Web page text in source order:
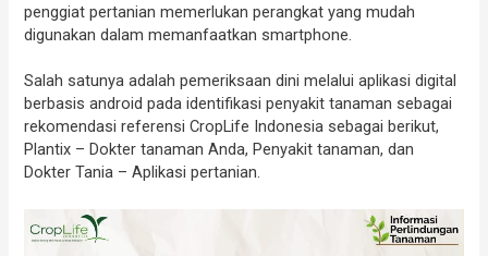
penggiat pertanian memerlukan perangkat yang mudah
digunakan dalam memanfaatkan smartphone.
Salah satunya adalah pemeriksaan dini melalui aplikasi digital
berbasis android pada identifikasi penyakit tanaman sebagai
rekomendasi referensi CropLife Indonesia sebagai berikut,
Plantix – Dokter tanaman Anda, Penyakit tanaman, dan
Dokter Tania – Aplikasi pertanian.